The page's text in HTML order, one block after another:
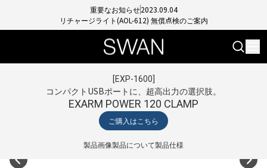
重要なお知らせ2023.09.04
リチャージライト(AOL-612) 無償点検のご案内
[EXP-1600
コンパクトUSBポートに、超高出力の選択肢。
EXARM POWER 120 CLAMP
ご購入はこちら
製品画像製品について製品仕様